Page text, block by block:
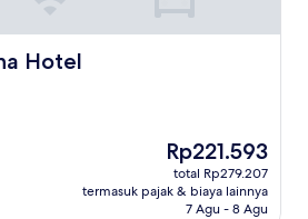
Hotel
Harga
sekarang
Rp221.593
Rp221.593
total Rp279.207
termasuk pajak & biaya lainnya
7 Agu - 8 Agu